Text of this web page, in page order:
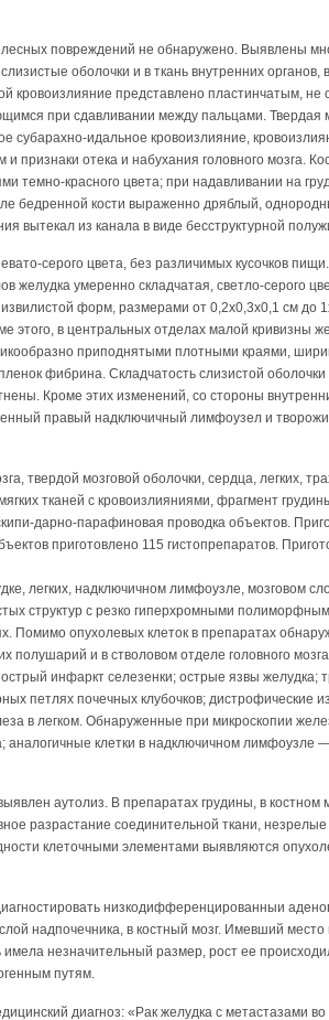
повреждений не обнаружено. Выявлены
оболочки и в ткань внутренних органов,
кровоизлияние представлено пластинчатым, не
при сдавливании между пальцами. Твердая
субарахно-идальное кровоизлияние,
признаки отека и набухания головного мозга.
темно-красного цвета; при надавливании на
бедренной кости выраженно дряблый,
вытекал из канала в виде бесструктурной
серого цвета, без различимых кусочков
желудка умеренно складчатая, светло-серого
форм, размерами от 0,2x0,3x0,1 см до
в центральных отделах малой кривизны
приподнятыми плотными краями,
фибрина. Складчатость слизистой
Кроме этих изменений, со стороны
правый надключичный лимфоузел и
твердой мозговой оболочки, сердца, легких,
тканей с кровоизлияниями, фрагмент
дарно-парафиновая проводка объектов.
приготовлено 115 гистопрепаратов.
легких, надключичном лимфоузле, мозговом
структур с резко гиперхромными
Помимо опухолевых клеток в препаратах
полушарий и в стволовом отделе головного
инфаркт селезенки; острые язвы желудка;
петлях почечных клубочков; дистрофические
в легком. Обнаруженные при микроскопии
аналогичные клетки в надключичном лимфоузле
аутолиз. В препаратах грудины, в костном
разрастание соединительной ткани, незрелые
клеточными элементами выявляются
низкодифференцированныи
надпочечника, в костный мозг. Имевший место
незначительный размер, рост ее
путям.
диагноз: «Рак желудка с метастазами во